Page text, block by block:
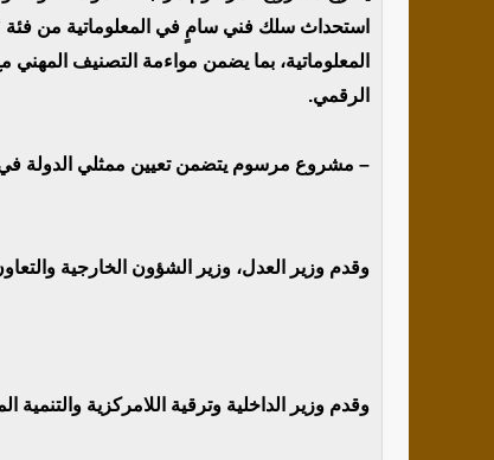
استحداث سلك فني سامٍ في المعلوماتية من
المعلوماتية، بما يضمن مواءمة التصنيف
الرقمي.
– مشروع مرسوم يتضمن تعيين ممثلي الدولة
وقدم وزير العدل، وزير الشؤون الخارجية
وقدم وزير الداخلية وترقية اللامركزية والتنمية